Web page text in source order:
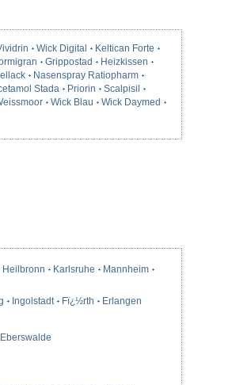
Wick Digital
Keltican Forte
Grippostad
Heizkissen
Nasenspray Ratiopharm
Stada Priorin
Scalpisil
Wick Blau
Wick Daymed
Heilbronn Karlsruhe
Mannheim
Ingolstadt Fï¿½rth
Erlangen
Eberswalde